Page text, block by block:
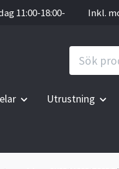
11:00-18:00- Inkl.
Utrustning